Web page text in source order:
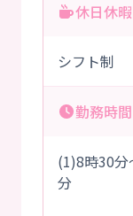
休日休暇
シフト制
勤務時間
(1)8時30
分
就業